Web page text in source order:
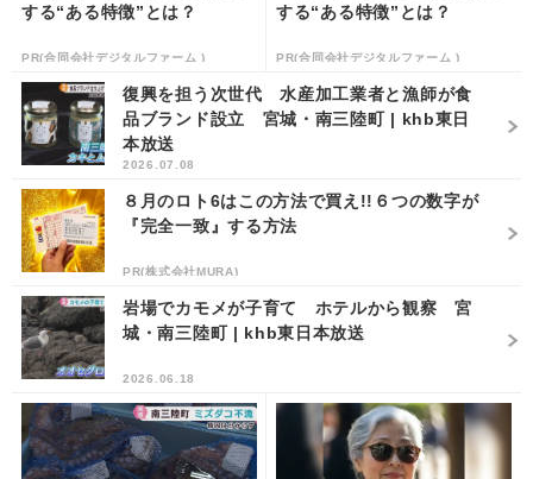
する“ある特徴”とは？
PR(合同会社デジタルファーム )
する“ある特徴”とは？
PR(合同会社デジタルファーム )
復興を担う次世代 水産加工業者と漁師が食
品ブランド設立 宮城・南三陸町 | khb東日
本放送
2026.07.08
８月のロト6はこの方法で買え!!６つの数字が
『完全一致』する方法
PR(株式会社MURA)
岩場でカモメが子育て ホテルから観察 宮
城・南三陸町 | khb東日本放送
2026.06.18